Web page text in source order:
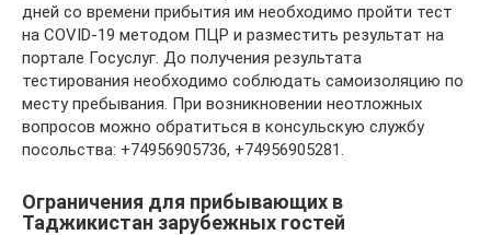
дней со времени прибытия им необходимо пройти тест
на COVID-19 методом ПЦР и разместить результат на
портале Госуслуг. До получения результата
тестирования необходимо соблюдать самоизоляцию по
месту пребывания. При возникновении неотложных
вопросов можно обратиться в консульскую службу
посольства: +74956905736, +74956905281.
Ограничения для прибывающих в
Таджикистан зарубежных гостей